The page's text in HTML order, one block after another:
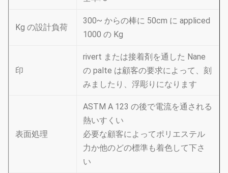
Kg の設計負荷
300~ からの棒に 50cm に appliced
1000 の Kg
印
rivert または接着剤を通した Nane
の palte は顧客の要求によって、刻
みましたり、浮彫りになります
表面処理
ASTM A 123 の後で電流を通される
熱いすくい
必要な顧客によってポリエステル
力か他のどの標準も着色して下さ
い